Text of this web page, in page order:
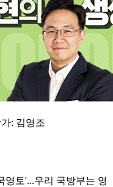
: 김영조
영토'...우리 국방부는 영